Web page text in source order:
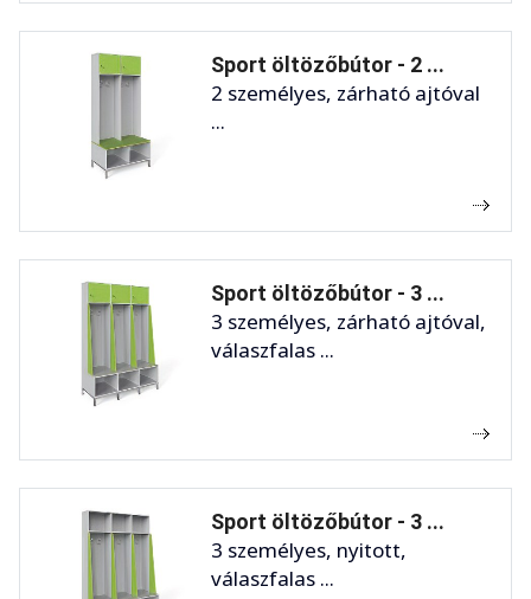
Sport öltözőbútor - 2 ...
2 személyes, zárható ajtóval
...
Sport öltözőbútor - 3 ...
3 személyes, zárható ajtóval,
válaszfalas ...
Sport öltözőbútor - 3 ...
3 személyes, nyitott,
válaszfalas ...